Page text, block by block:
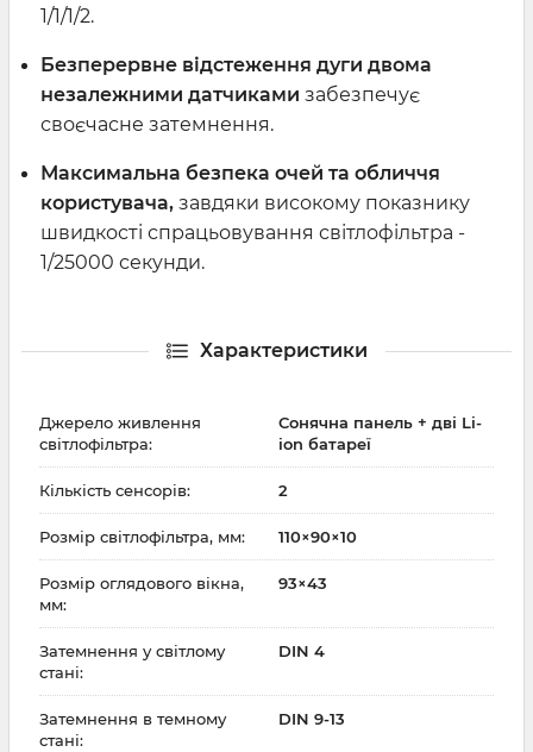
1/1/1/2.
Безперервне відстеження дуги двома
незалежними датчиками забезпечує
своєчасне затемнення.
Максимальна безпека очей та обличчя
користувача, завдяки високому показнику
швидкості спрацьовування світлофільтра -
1/25000 секунди.
Характеристики
Джерело живлення
світлофільтра:
Сонячна панель + дві Li-
ion батареї
Кількість сенсорів: 2
Розмір світлофільтра, мм: 110×90×10
Розмір оглядового вікна,
мм:
93×43
Затемнення у світлому
стані:
DIN 4
Затемнення в темному
стані:
DIN 9-13